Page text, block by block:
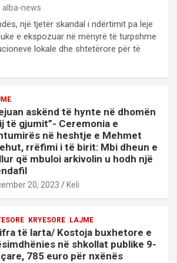
alba-news
një tjetër skandal i ndërtimit pa leje
e ekspozuar në mënyrë të turpshme
lokale dhe shtetërore për të
askënd të hynte në dhomën
të gjumit”- Ceremonia e
në heshtje e Mehmet
rrëfimi i të birit: Mbi dheun e
që mbuloi arkivolin u hodh një
20, 2023 Keli
KRYESORE LAJME
të larta/ Kostoja buxhetore e
në shkollat publike 9-
785 euro për nxënës